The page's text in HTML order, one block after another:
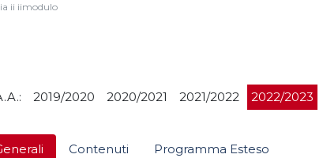
ii iimodulo
2019/2020 2020/2021 2021/2022 2022/2023
Contenuti Programma Esteso